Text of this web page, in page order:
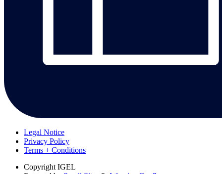
Legal Notice
Privacy Policy
Terms + Conditions
Copyright IGEL